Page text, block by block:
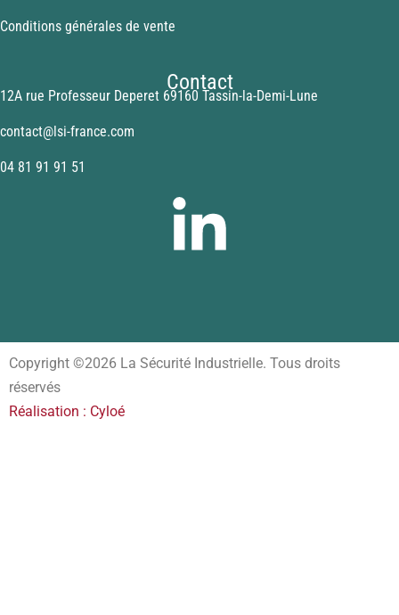
Conditions générales de vente
Contact
12A rue Professeur Deperet 69160 Tassin-la-Demi-Lune
contact@lsi-france.com
04 81 91 91 51
Copyright ©2026 La Sécurité Industrielle. Tous droits
réservés
Réalisation : Cyloé